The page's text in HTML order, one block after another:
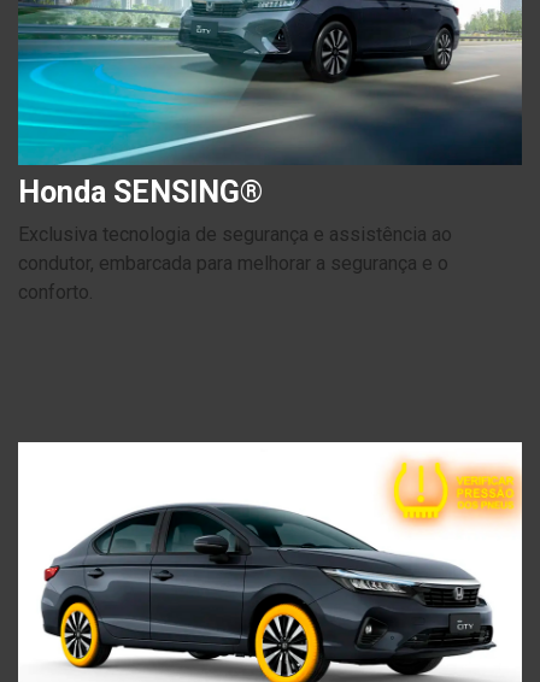
Honda SENSING®
Exclusiva tecnologia de segurança e assistência ao
condutor, embarcada para melhorar a segurança e o
conforto.